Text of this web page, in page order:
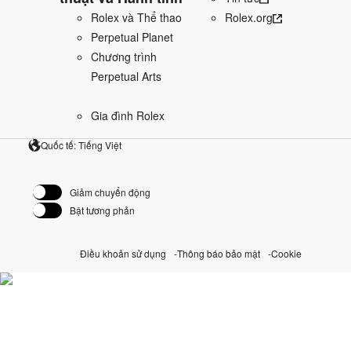
Rolex và Thể thao
Perpetual Planet
Chương trình
Perpetual Arts
Gia đình Rolex
Rolex.org
Quốc tế: Tiếng Việt
Giảm chuyển động
Bật tương phản
Điều khoản sử dụng Thông báo bảo mật Cookie